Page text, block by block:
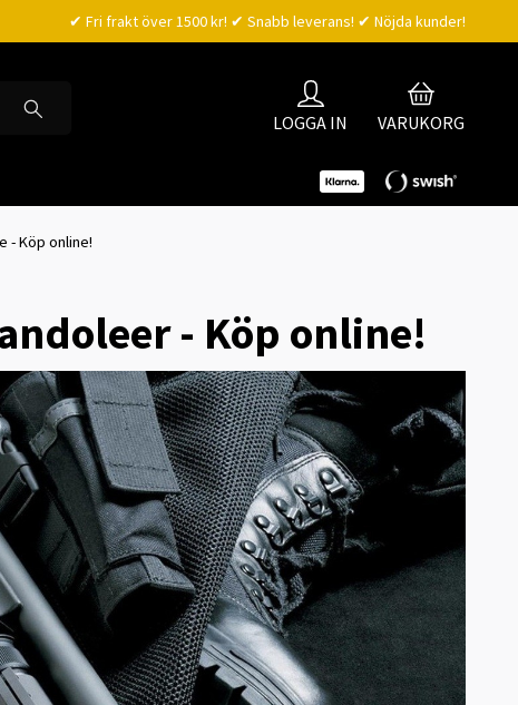
✔ Fri frakt över 1500 kr! ✔ Snabb leverans! ✔ Nöjda kunder!
LOGGA IN VARUKORG
- Köp online!
- Köp online!